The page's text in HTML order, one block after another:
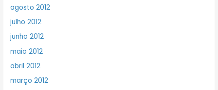
agosto 2012
julho 2012
junho 2012
maio 2012
abril 2012
março 2012